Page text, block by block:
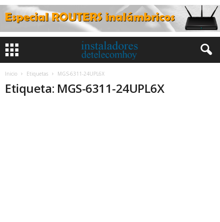
Inicio Etiquetas MGS-6311-24UPL6X
Etiqueta: MGS-6311-24UPL6X